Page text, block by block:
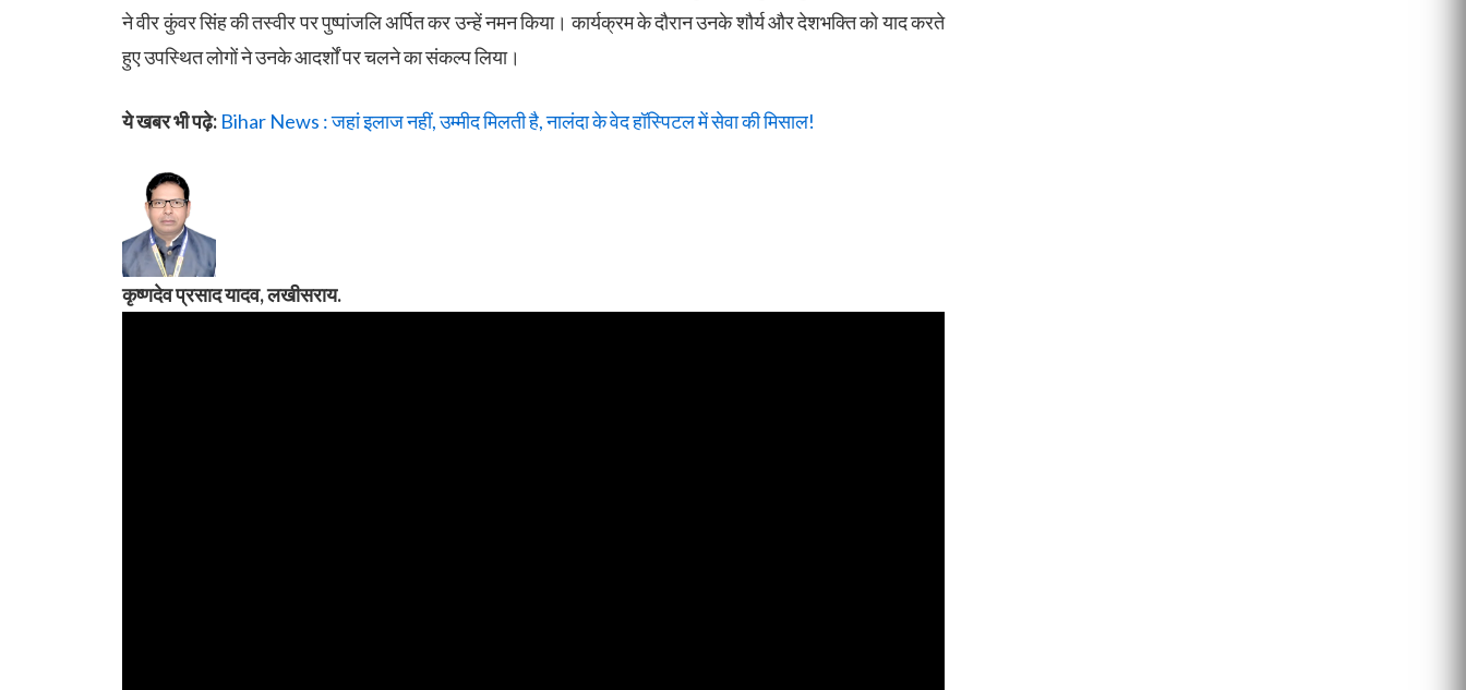
ने वीर कुंवर सिंह की तस्वीर पर पुष्पांजलि अर्पित कर उन्हें नमन किया। कार्यक्रम के दौरान उनके शौर्य और देशभक्ति को याद करते
हुए उपस्थित लोगों ने उनके आदर्शों पर चलने का संकल्प लिया।
ये खबर भी पढ़े: Bihar News : जहां इलाज नहीं, उम्मीद मिलती है, नालंदा के वेद हॉस्पिटल में सेवा की मिसाल!
कृष्णदेव प्रसाद यादव, लखीसराय.